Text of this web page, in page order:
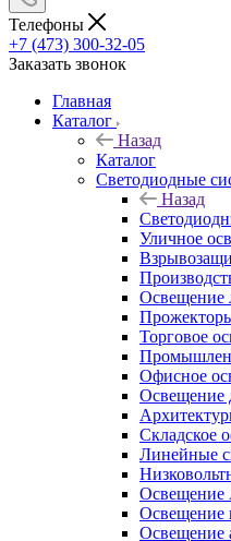
Телефоны
+7 (473) 300-32-05
Заказать звонок
Главная
Каталог
Назад
Каталог
Светодиодные
Назад
Уличное
Освещение
Торговое
Офисное
Складское
Линейные
Освещение
Освещение
Освещение